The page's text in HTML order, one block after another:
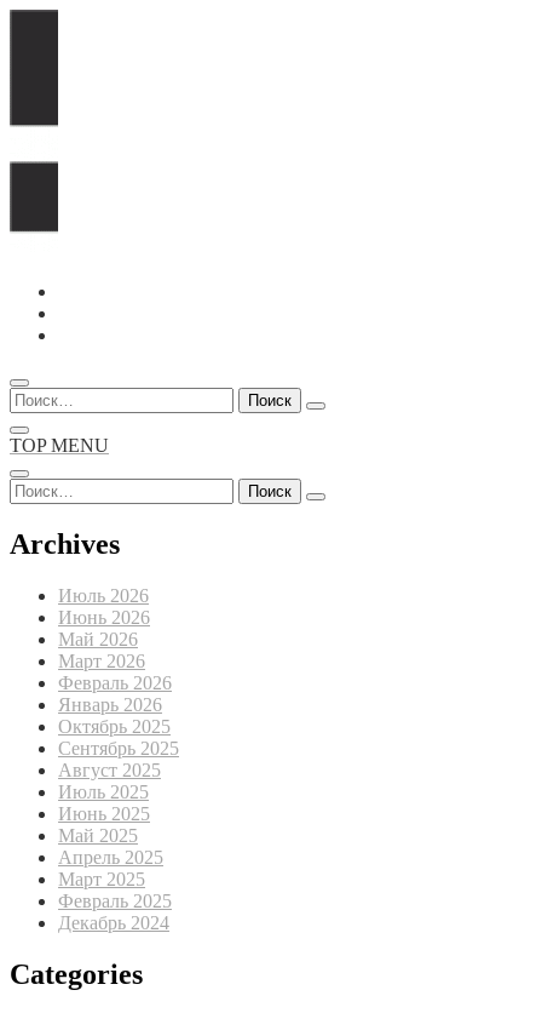
Перейти
содержимому
Найти:
TOP MENU
Найти:
Archives
Июль 2026
Июнь 2026
Май 2026
Март 2026
Февраль 2026
Январь 2026
Октябрь 2025
Сентябрь 2025
Август 2025
Июль 2025
Июнь 2025
Май 2025
Апрель 2025
Март 2025
Февраль 2025
Декабрь 2024
Categories